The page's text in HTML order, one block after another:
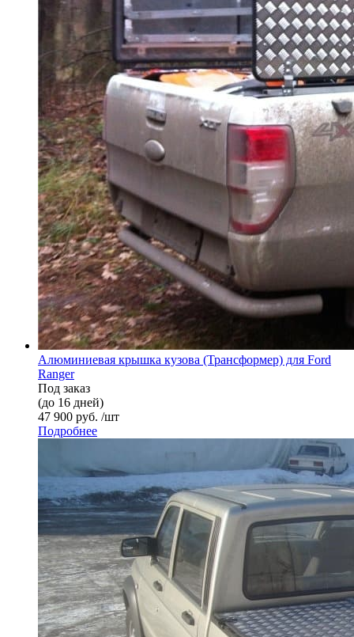
Алюминиевая крышка кузова (Трансформер) для Ford
Ranger
Под заказ
(до 16 дней)
47 900 руб. /шт
Подробнее